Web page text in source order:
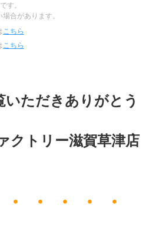
す。
合があります。
こちら
こちら
いただきありがとう
・・・・